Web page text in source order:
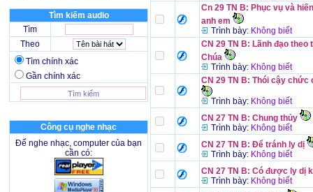
Tìm kiếm audio
Tìm
Theo
Tìm chính xác
Gần chính xác
Công cụ nghe nhạc
Để nghe nhạc, computer của bạn
cần có:
Cn 29 TN B: Phục vụ và
anh em
Trình bày: Không biết
CN 29 TN B: Lãnh đạo theo
Chúa
Trình bày: Không biết
CN 29 TN B: Thói cậy chức
Trình bày: Không biết
CN 27 TN B: Chung thủy
Trình bày: Không biết
CN 27 TN B: Để tránh ly dị
Trình bày: Không biết
CN 27 TN B: Có được ly dị
Trình bày: Không biết